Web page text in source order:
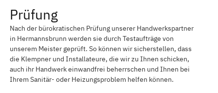
Prüfung
Nach der bürokratischen Prüfung unserer Handwerkspartner
in Hermannsbrunn werden sie durch Testaufträge von
unserem Meister geprüft. So können wir sicherstellen, dass
die Klempner und Installateure, die wir zu Ihnen schicken,
auch ihr Handwerk einwandfrei beherrschen und Ihnen bei
Ihrem Sanitär- oder Heizungsproblem helfen können.